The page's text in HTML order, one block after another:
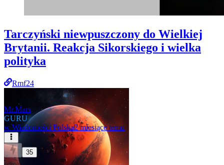
Tarczyński niewpuszczony do Wielkiej
Brytanii. Reakcja Sikorskiego i wielka
polityka
Rmf24
Mr.Mars
GURU
w Wiadomości Polska2 miesiące temu
35